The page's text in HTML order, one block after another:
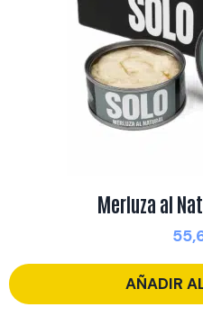
Merluza al
AÑADIR